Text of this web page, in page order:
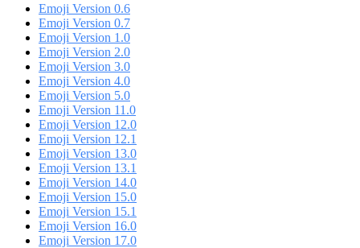
Emoji Version 0.6
Emoji Version 0.7
Emoji Version 1.0
Emoji Version 2.0
Emoji Version 3.0
Emoji Version 4.0
Emoji Version 5.0
Emoji Version 11.0
Emoji Version 12.0
Emoji Version 12.1
Emoji Version 13.0
Emoji Version 13.1
Emoji Version 14.0
Emoji Version 15.0
Emoji Version 15.1
Emoji Version 16.0
Emoji Version 17.0